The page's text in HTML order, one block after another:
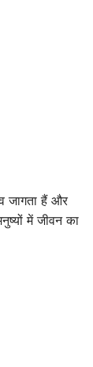
जागता हैं और
में जीवन का